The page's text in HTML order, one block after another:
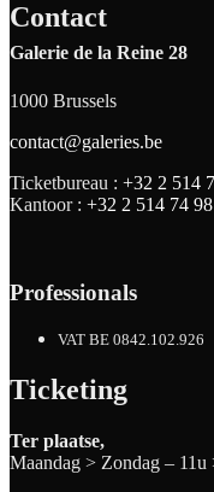
Contact
Galerie de la Reine 28
1000 Brussels
contact@galeries.be
Ticketbureau : +32 2 514
Kantoor : +32 2 514 74 98
Professionals
VAT BE 0842.102.926
Ticketing
Ter plaatse,
Maandag > Zondag – 11u